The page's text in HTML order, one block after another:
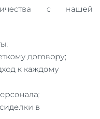
с нашей
договору;
к каждому
в